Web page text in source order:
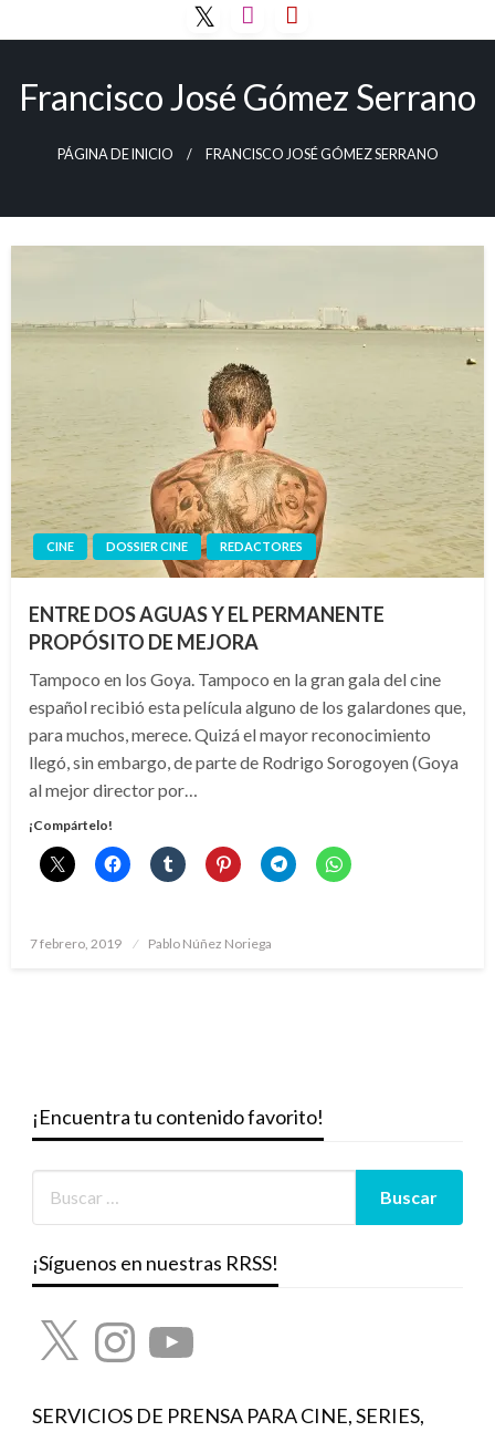
al
Francisco José Gómez Serrano
PÁGINA DE INICIO FRANCISCO JOSÉ GÓMEZ SERRANO
CINE DOSSIER CINE REDACTORES
ENTRE DOS AGUAS Y EL PERMANENTE
PROPÓSITO DE MEJORA
Tampoco en los Goya. Tampoco en la gran gala del cine
español recibió esta película alguno de los galardones que,
para muchos, merece. Quizá el mayor reconocimiento
llegó, sin embargo, de parte de Rodrigo Sorogoyen (Goya
al mejor director por…
¡Compártelo!
Publicado
7 febrero, 2019 Pablo Núñez Noriega
¡Encuentra tu contenido favorito!
¡Síguenos en nuestras RRSS!
X InstagramYouTube
SERVICIOS DE PRENSA PARA CINE, SERIES,